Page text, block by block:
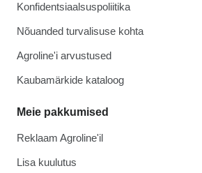
Konfidentsiaalsuspoliitika
Nõuanded turvalisuse kohta
Agroline'i arvustused
Kaubamärkide kataloog
Meie pakkumised
Reklaam Agroline'il
Lisa kuulutus